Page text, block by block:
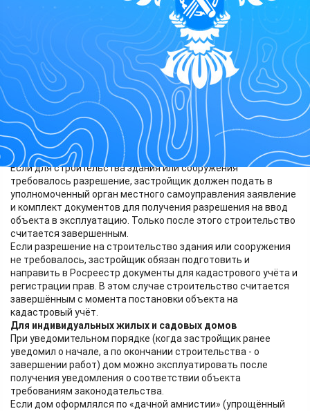
С 1 марта 2025 года в России действует принцип «построил -
оформи», закреплённый Федеральным законом от 26.12.2024
года № 487. Суть этого подхода проста: эксплуатация любого
построенного здания или сооружения возможна после его
официального оформления - получения разрешения на ввод
в эксплуатацию или кадастрового учёта и регистрации прав.
Как действовать застройщику?
Если для строительства здания или сооружения
требовалось разрешение, застройщик должен подать в
уполномоченный орган местного самоуправления заявление
и комплект документов для получения разрешения на ввод
объекта в эксплуатацию. Только после этого строительство
считается завершенным.
Если разрешение на строительство здания или сооружения
не требовалось, застройщик обязан подготовить и
направить в Росреестр документы для кадастрового учёта и
регистрации прав. В этом случае строительство считается
завершённым с момента постановки объекта на
кадастровый учёт.
Для индивидуальных жилых и садовых домов
При уведомительном порядке (когда застройщик ранее
уведомил о начале, а по окончании строительства - о
завершении работ) дом можно эксплуатировать после
получения уведомления о соответствии объекта
требованиям законодательства.
Если дом оформлялся по «дачной амнистии» (упрощённый